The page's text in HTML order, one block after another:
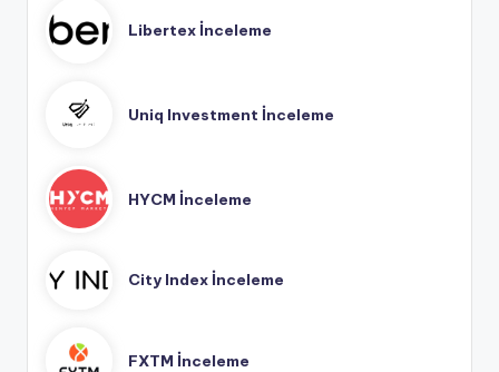
Libertex İnceleme
Uniq Investment İnceleme
HYCM İnceleme
City Index İnceleme
FXTM İnceleme